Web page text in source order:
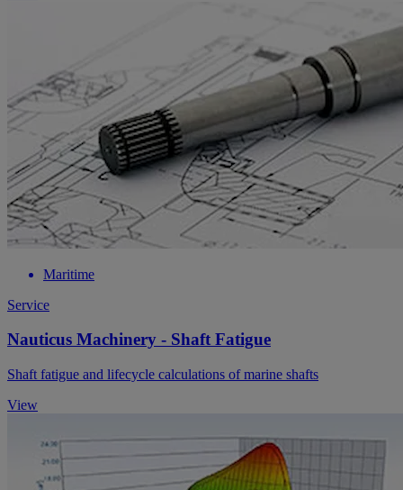
Maritime
Service
Nauticus Machinery - Shaft Fatigue
Shaft fatigue and lifecycle calculations of marine shafts
View